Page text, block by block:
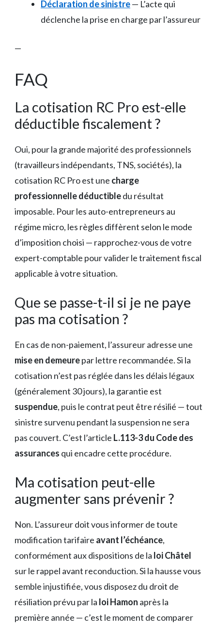
Déclaration de sinistre— L’acte qui
déclenche la prise en charge par l’assureur
—
FAQ
La cotisation RC Pro est-elle
déductible fiscalement ?
Oui, pour la grande majorité des professionnels
(travailleurs indépendants, TNS, sociétés), la
cotisation RC Pro est une charge
professionnelle déductibledu résultat
imposable. Pour les auto-entrepreneurs au
régime micro, les règles diffèrent selon le mode
d’imposition choisi — rapprochez-vous de votre
expert-comptable pour valider le traitement fiscal
applicable à votre situation.
Que se passe-t-il si je ne paye
pas ma cotisation ?
En cas de non-paiement, l’assureur adresse une
mise en demeurepar lettre recommandée. Si la
cotisation n’est pas réglée dans les délais légaux
(généralement 30 jours), la garantie est
suspendue, puis le contrat peut être résilié — tout
sinistre survenu pendant la suspension ne sera
pas couvert. C’est l’article L.113-3 du Code des
assurances qui encadre cette procédure.
Ma cotisation peut-elle
augmenter sans prévenir ?
Non. L’assureur doit vous informer de toute
modification tarifaire avant l’échéance,
conformément aux dispositions de la loi Châtel
sur le rappel avant reconduction. Si la hausse vous
semble injustifiée, vous disposez du droit de
résiliation prévu par la loi Hamon après la
première année — c’est le moment de comparer